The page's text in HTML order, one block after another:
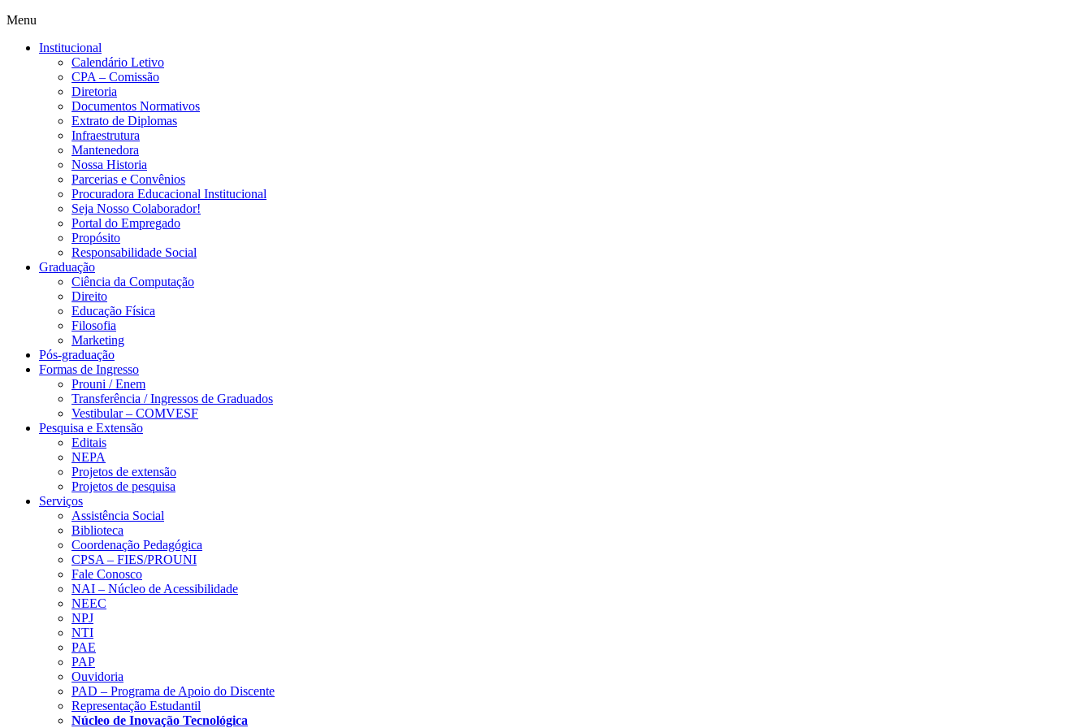
Menu
Institucional
Calendário Letivo
CPA – Comissão
Diretoria
Documentos Normativos
Extrato de Diplomas
Infraestrutura
Mantenedora
Nossa Historia
Parcerias e Convênios
Procuradora Educacional Institucional
Seja Nosso Colaborador!
Portal do Empregado
Propósito
Responsabilidade Social
Graduação
Ciência da Computação
Direito
Educação Física
Filosofia
Marketing
Pós-graduação
Formas de Ingresso
Prouni / Enem
Transferência / Ingressos de Graduados
Vestibular – COMVESF
Pesquisa e Extensão
Editais
NEPA
Projetos de extensão
Projetos de pesquisa
Serviços
Assistência Social
Biblioteca
Coordenação Pedagógica
CPSA – FIES/PROUNI
Fale Conosco
NAI – Núcleo de Acessibilidade
NEEC
NPJ
NTI
PAE
PAP
Ouvidoria
PAD – Programa de Apoio do Discente
Representação Estudantil
Núcleo de Inovação Tecnológica